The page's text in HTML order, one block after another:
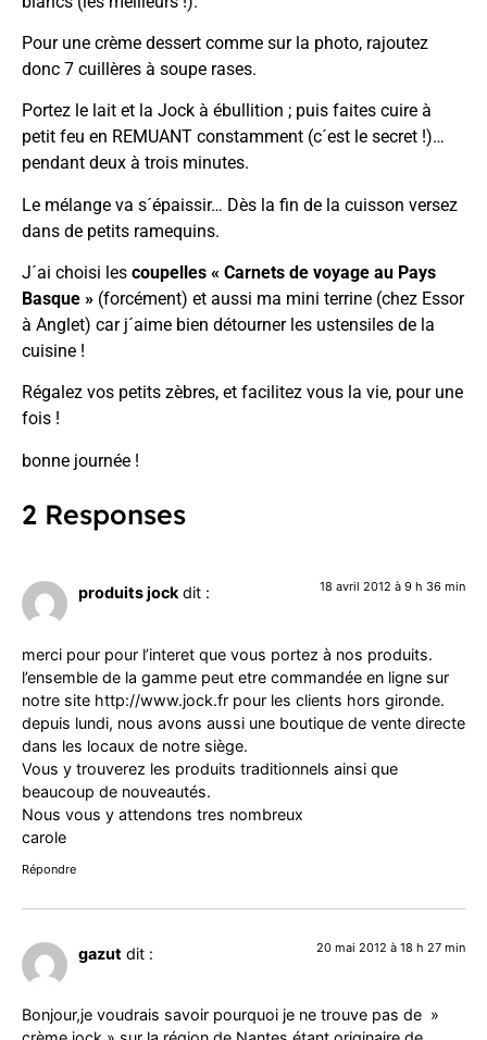
Pour une crème dessert comme sur la photo, rajoutez
donc 7 cuillères à soupe rases.
Portez le lait et la Jock à ébullition ; puis faites cuire à
petit feu en REMUANT constamment (c´est le secret !)…
pendant deux à trois minutes.
Le mélange va s´épaissir… Dès la fin de la cuisson versez
dans de petits ramequins.
J´ai choisi les coupelles « Carnets de voyage au Pays
Basque » (forcément) et aussi ma mini terrine (chez Essor
à Anglet) car j´aime bien détourner les ustensiles de la
cuisine !
Régalez vos petits zèbres, et facilitez vous la vie, pour une
fois !
bonne journée !
2 Responses
produits jock dit : 18 avril 2012 à 9 h 36 min
merci pour pour l’interet que vous portez à nos produits.
l’ensemble de la gamme peut etre commandée en ligne sur
notre site http://www.jock.fr pour les clients hors gironde.
depuis lundi, nous avons aussi une boutique de vente directe
dans les locaux de notre siège.
Vous y trouverez les produits traditionnels ainsi que
beaucoup de nouveautés.
Nous vous y attendons tres nombreux
carole
Répondre
gazut dit : 20 mai 2012 à 18 h 27 min
Bonjour,je voudrais savoir pourquoi je ne trouve pas de »